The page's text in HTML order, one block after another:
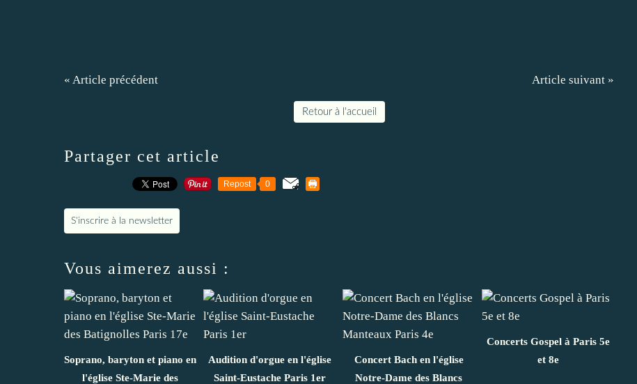
« Article précédent Article suivant »
Retour à l'accueil
Partager cet article
Repost 0
S'inscrire à la newsletter
Vous aimerez aussi :
Soprano, baryton et piano en
l'église Ste-Marie des
Audition d'orgue en l'église
Saint-Eustache Paris 1er
Concert Bach en l'église
Notre-Dame des Blancs
Concerts Gospel à Paris 5e
et 8e